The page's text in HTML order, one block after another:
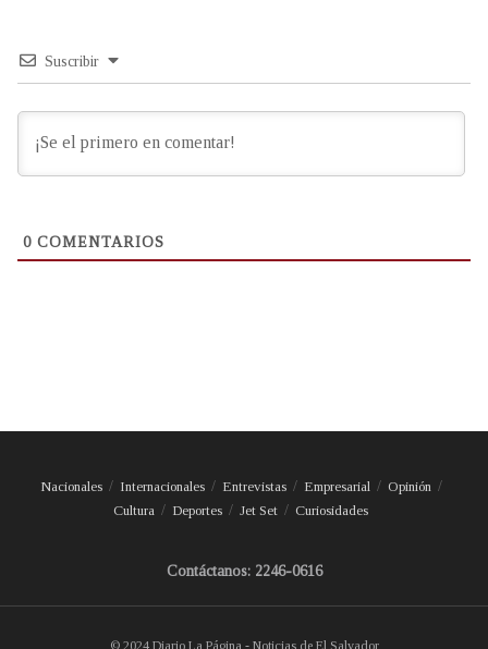
Suscribir
0 COMENTARIOS
Nacionales Internacionales Entrevistas Empresarial
Opinión
Cultura
Deportes Jet Set Curiosidades
Contáctanos: 2246-0616
© 2024 Diario La Página - Noticias de El Salvador